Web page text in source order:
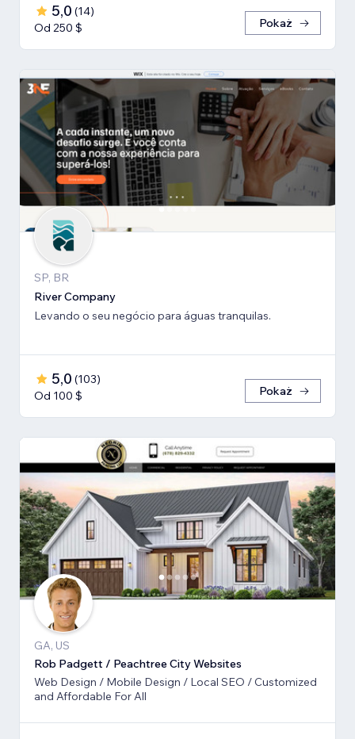
5,0 (14)
Od 250 $
Pokaż
SP, BR
River Company
Levando o seu negócio para águas tranquilas.
5,0 (103)
Od 100 $
Pokaż
GA, US
Rob Padgett / Peachtree City Websites
Web Design / Mobile Design / Local SEO / Customized
and Affordable For All